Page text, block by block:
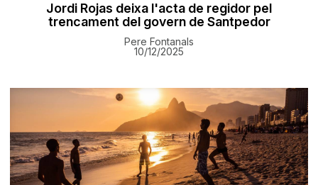
Jordi Rojas deixa l'acta de regidor pel
trencament del govern de Santpedor
Pere Fontanals
10/12/2025